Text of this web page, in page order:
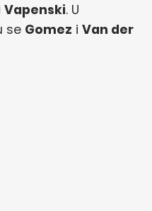
Vapenski. U
se Gomez i Van der